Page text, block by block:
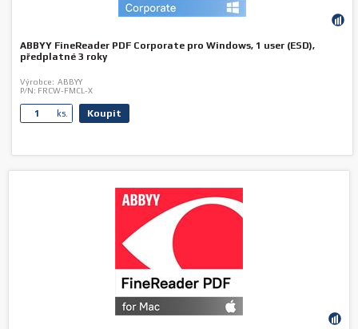
ABBYY FineReader PDF Corporate pro Windows, 1 user (ESD),
předplatné 3 roky
Výrobce: ABBYY
P/N: FRCW-FMCL-X
ks. Koupit